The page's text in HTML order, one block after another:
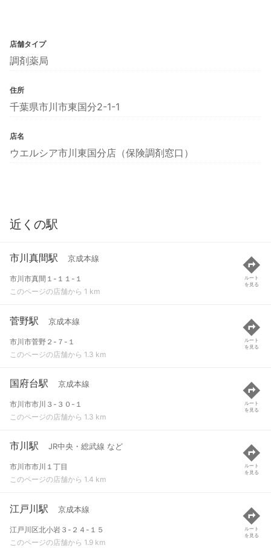
店舗タイプ
調剤薬局
住所
千葉県市川市東国分2-1-1
店名
ウエルシア市川東国分店（保険調剤窓口）
近くの駅
市川真間駅 京成本線
市川市真間１-１１-１
このページの店舗から 1 km
ルート
を見る
菅野駅 京成本線
市川市菅野２-７-１
このページの店舗から 1.3 km
ルート
を見る
国府台駅 京成本線
市川市市川３-３０-１
このページの店舗から 1.3 km
ルート
を見る
市川駅 JR中央・総武線 など
市川市市川１丁目
このページの店舗から 1.4 km
ルート
を見る
江戸川駅 京成本線
江戸川区北小岩３-２４-１５
このページの店舗から 1.9 km
ルート
を見る